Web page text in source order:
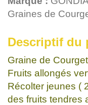
Graines de
Descriptif du
Graine de
Fruits allongés
Récolter jeunes (
des fruits tendres